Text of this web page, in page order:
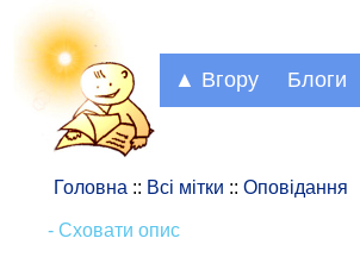
▲ Вгору Блоги
Головна :: Всі мітки :: Оповідання
- Сховати опис